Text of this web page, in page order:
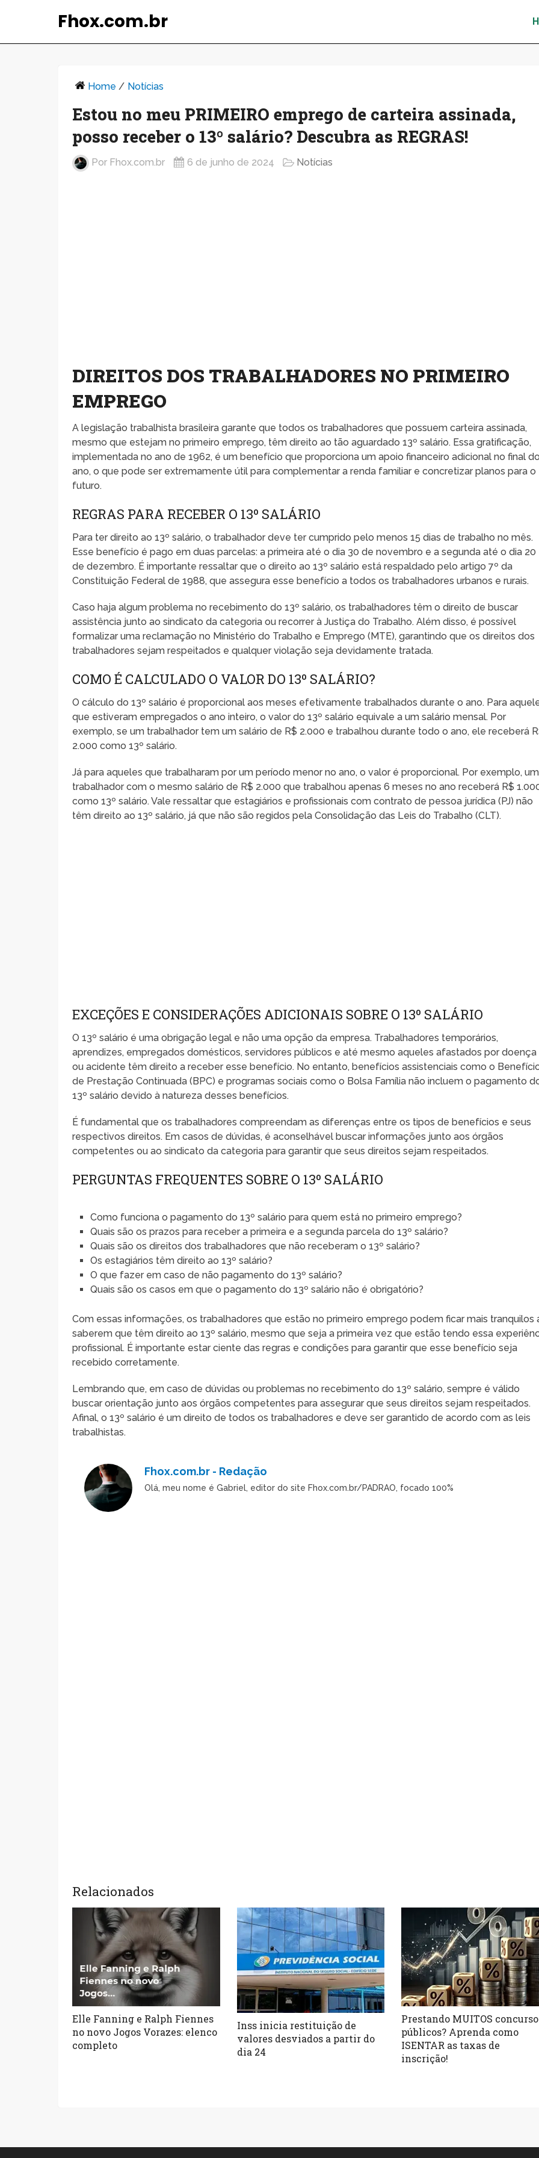
Fhox.com.br
Home / Notícias
Estou no meu PRIMEIRO emprego de carteira assinada,
posso receber o 13º salário? Descubra as REGRAS!
Por Fhox.com.br 6 de junho de 2024 Notícias
DIREITOS DOS TRABALHADORES NO PRIMEIRO
EMPREGO
A legislação trabalhista brasileira garante que todos os trabalhadores que possuem carteira assinada,
mesmo que estejam no primeiro emprego, têm direito ao tão aguardado 13º salário. Essa gratificação,
implementada no ano de 1962, é um benefício que proporciona um apoio financeiro adicional no final
ano, o que pode ser extremamente útil para complementar a renda familiar e concretizar planos para o
futuro.
REGRAS PARA RECEBER O 13º SALÁRIO
Para ter direito ao 13º salário, o trabalhador deve ter cumprido pelo menos 15 dias de trabalho no mês.
Esse benefício é pago em duas parcelas: a primeira até o dia 30 de novembro e a segunda até o dia 20
de dezembro. É importante ressaltar que o direito ao 13º salário está respaldado pelo artigo 7º da
Constituição Federal de 1988, que assegura esse benefício a todos os trabalhadores urbanos e rurais.
Caso haja algum problema no recebimento do 13º salário, os trabalhadores têm o direito de buscar
assistência junto ao sindicato da categoria ou recorrer à Justiça do Trabalho. Além disso, é possível
formalizar uma reclamação no Ministério do Trabalho e Emprego (MTE), garantindo que os direitos dos
trabalhadores sejam respeitados e qualquer violação seja devidamente tratada.
COMO É CALCULADO O VALOR DO 13º SALÁRIO?
O cálculo do 13º salário é proporcional aos meses efetivamente trabalhados durante o ano. Para
que estiveram empregados o ano inteiro, o valor do 13º salário equivale a um salário mensal. Por
exemplo, se um trabalhador tem um salário de R$ 2.000 e trabalhou durante todo o ano, ele receberá
2.000 como 13º salário.
Já para aqueles que trabalharam por um período menor no ano, o valor é proporcional. Por exemplo, um
trabalhador com o mesmo salário de R$ 2.000 que trabalhou apenas 6 meses no ano receberá R$
como 13º salário. Vale ressaltar que estagiários e profissionais com contrato de pessoa jurídica (PJ) não
têm direito ao 13º salário, já que não são regidos pela Consolidação das Leis do Trabalho (CLT).
EXCEÇÕES E CONSIDERAÇÕES ADICIONAIS SOBRE O 13º SALÁRIO
O 13º salário é uma obrigação legal e não uma opção da empresa. Trabalhadores temporários,
aprendizes, empregados domésticos, servidores públicos e até mesmo aqueles afastados por doença
ou acidente têm direito a receber esse benefício. No entanto, benefícios assistenciais como o
de Prestação Continuada (BPC) e programas sociais como o Bolsa Família não incluem o pagamento
13º salário devido à natureza desses benefícios.
É fundamental que os trabalhadores compreendam as diferenças entre os tipos de benefícios e seus
respectivos direitos. Em casos de dúvidas, é aconselhável buscar informações junto aos órgãos
competentes ou ao sindicato da categoria para garantir que seus direitos sejam respeitados.
PERGUNTAS FREQUENTES SOBRE O 13º SALÁRIO
Como funciona o pagamento do 13º salário para quem está no primeiro emprego?
Quais são os prazos para receber a primeira e a segunda parcela do 13º salário?
Quais são os direitos dos trabalhadores que não receberam o 13º salário?
Os estagiários têm direito ao 13º salário?
O que fazer em caso de não pagamento do 13º salário?
Quais são os casos em que o pagamento do 13º salário não é obrigatório?
Com essas informações, os trabalhadores que estão no primeiro emprego podem ficar mais tranquilos
saberem que têm direito ao 13º salário, mesmo que seja a primeira vez que estão tendo essa
profissional. É importante estar ciente das regras e condições para garantir que esse benefício seja
recebido corretamente.
Lembrando que, em caso de dúvidas ou problemas no recebimento do 13º salário, sempre é válido
buscar orientação junto aos órgãos competentes para assegurar que seus direitos sejam respeitados.
Afinal, o 13º salário é um direito de todos os trabalhadores e deve ser garantido de acordo com as leis
trabalhistas.
Fhox.com.br - Redação
Olá, meu nome é Gabriel, editor do site Fhox.com.br/PADRAO, focado 100%
Relacionados
Elle Fanning e Ralph Fiennes
no novo Jogos Vorazes: elenco
completo
Inss inicia restituição de
valores desviados a partir do
dia 24
Prestando MUITOS
públicos? Aprenda como
ISENTAR as taxas de
inscrição!